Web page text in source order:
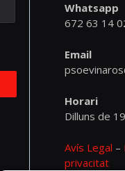
Whatsapp
672 63 14
Email
Horari
Dilluns de
Avís Legal –
privacitat